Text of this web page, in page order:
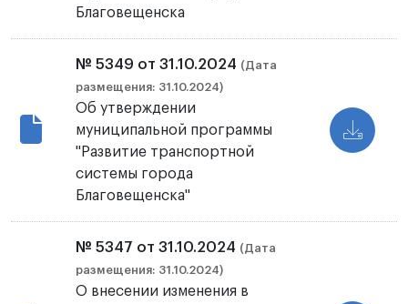
Благовещенска
№ 5349 от 31.10.2024 (Дата
размещения: 31.10.2024)
Об утверждении
муниципальной программы
"Развитие транспортной
системы города
Благовещенска"
№ 5347 от 31.10.2024 (Дата
размещения: 31.10.2024)
О внесении изменения в